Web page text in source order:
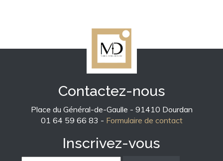
Contactez-nous
Place du Général-de-Gaulle - 91410 Dourdan
01 64 59 66 83 - Formulaire de contact
Inscrivez-vous